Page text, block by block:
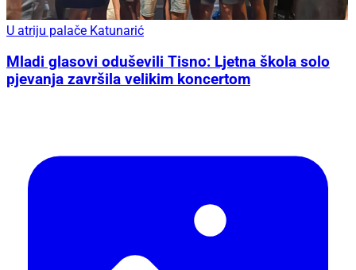
U atriju palače Katunarić
Mladi glasovi oduševili Tisno: Ljetna škola solo
pjevanja završila velikim koncertom